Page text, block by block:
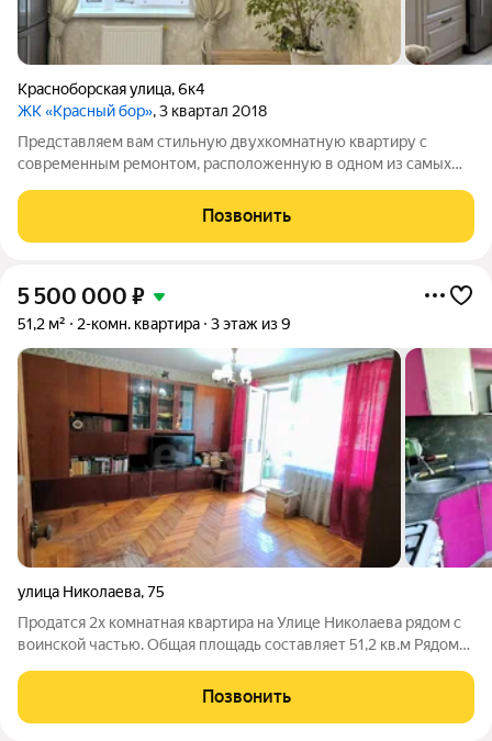
Красноборская улица,6к4
ЖК «Красный бор», 3 квартал 2018
Представляем вам стильную двухкомнатную квартиру с
современным ремонтом, расположенную в одном из самых
место для тех, кто ценит комфорт и качество жизни вдали от
городского шума. Каждая деталь
Позвонить
5 500 000 ₽
51,2 м² 2-комн. квартира 3 этаж из 9
улица Николаева,75
Продатся 2х комнатная квартира на Улице Николаева рядом с
воинской частью. Общая площадь составляет 51,2 кв.м Рядом
Николаевский, ветеринарная клиника, автосервис. В шаговой
доступности Реадовский парк -
Позвонить